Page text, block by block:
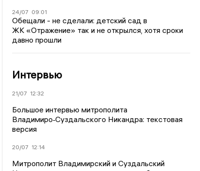
24/07 09:01
Обещали - не сделали: детский сад в
ЖК «Отражение» так и не открылся, хотя сроки
давно прошли
Интервью
21/07 12:32
Большое интервью митрополита
Владимиро‑Суздальского Никандра: текстовая
версия
20/07 12:14
Митрополит Владимирский и Суздальский